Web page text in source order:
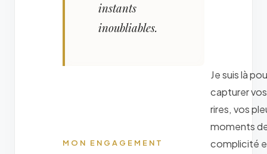
instants
inoubliables.
MON ENGAGEMENT
Je suis là
capturer
rires, vos
moments
complicité